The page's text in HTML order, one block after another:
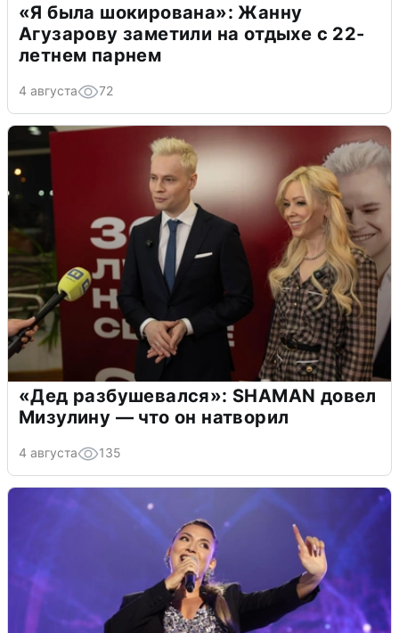
«Я была шокирована»: Жанну
Агузарову заметили на отдыхе с 22-
летнем парнем
4 августа 72
«Дед разбушевался»: SHAMAN довел
Мизулину — что он натворил
4 августа 135